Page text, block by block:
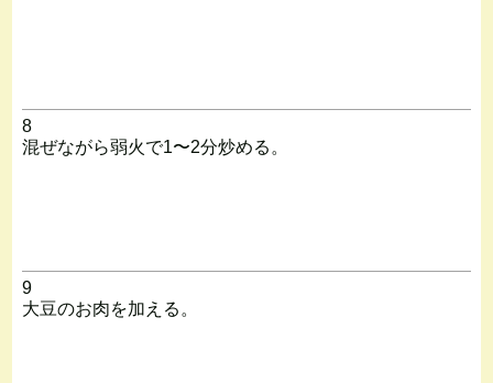
8
混ぜながら弱火で1〜2分炒める。
9
大豆のお肉を加える。